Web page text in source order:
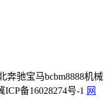
奔驰宝马bcbm8888机械
备16028274号-1 网